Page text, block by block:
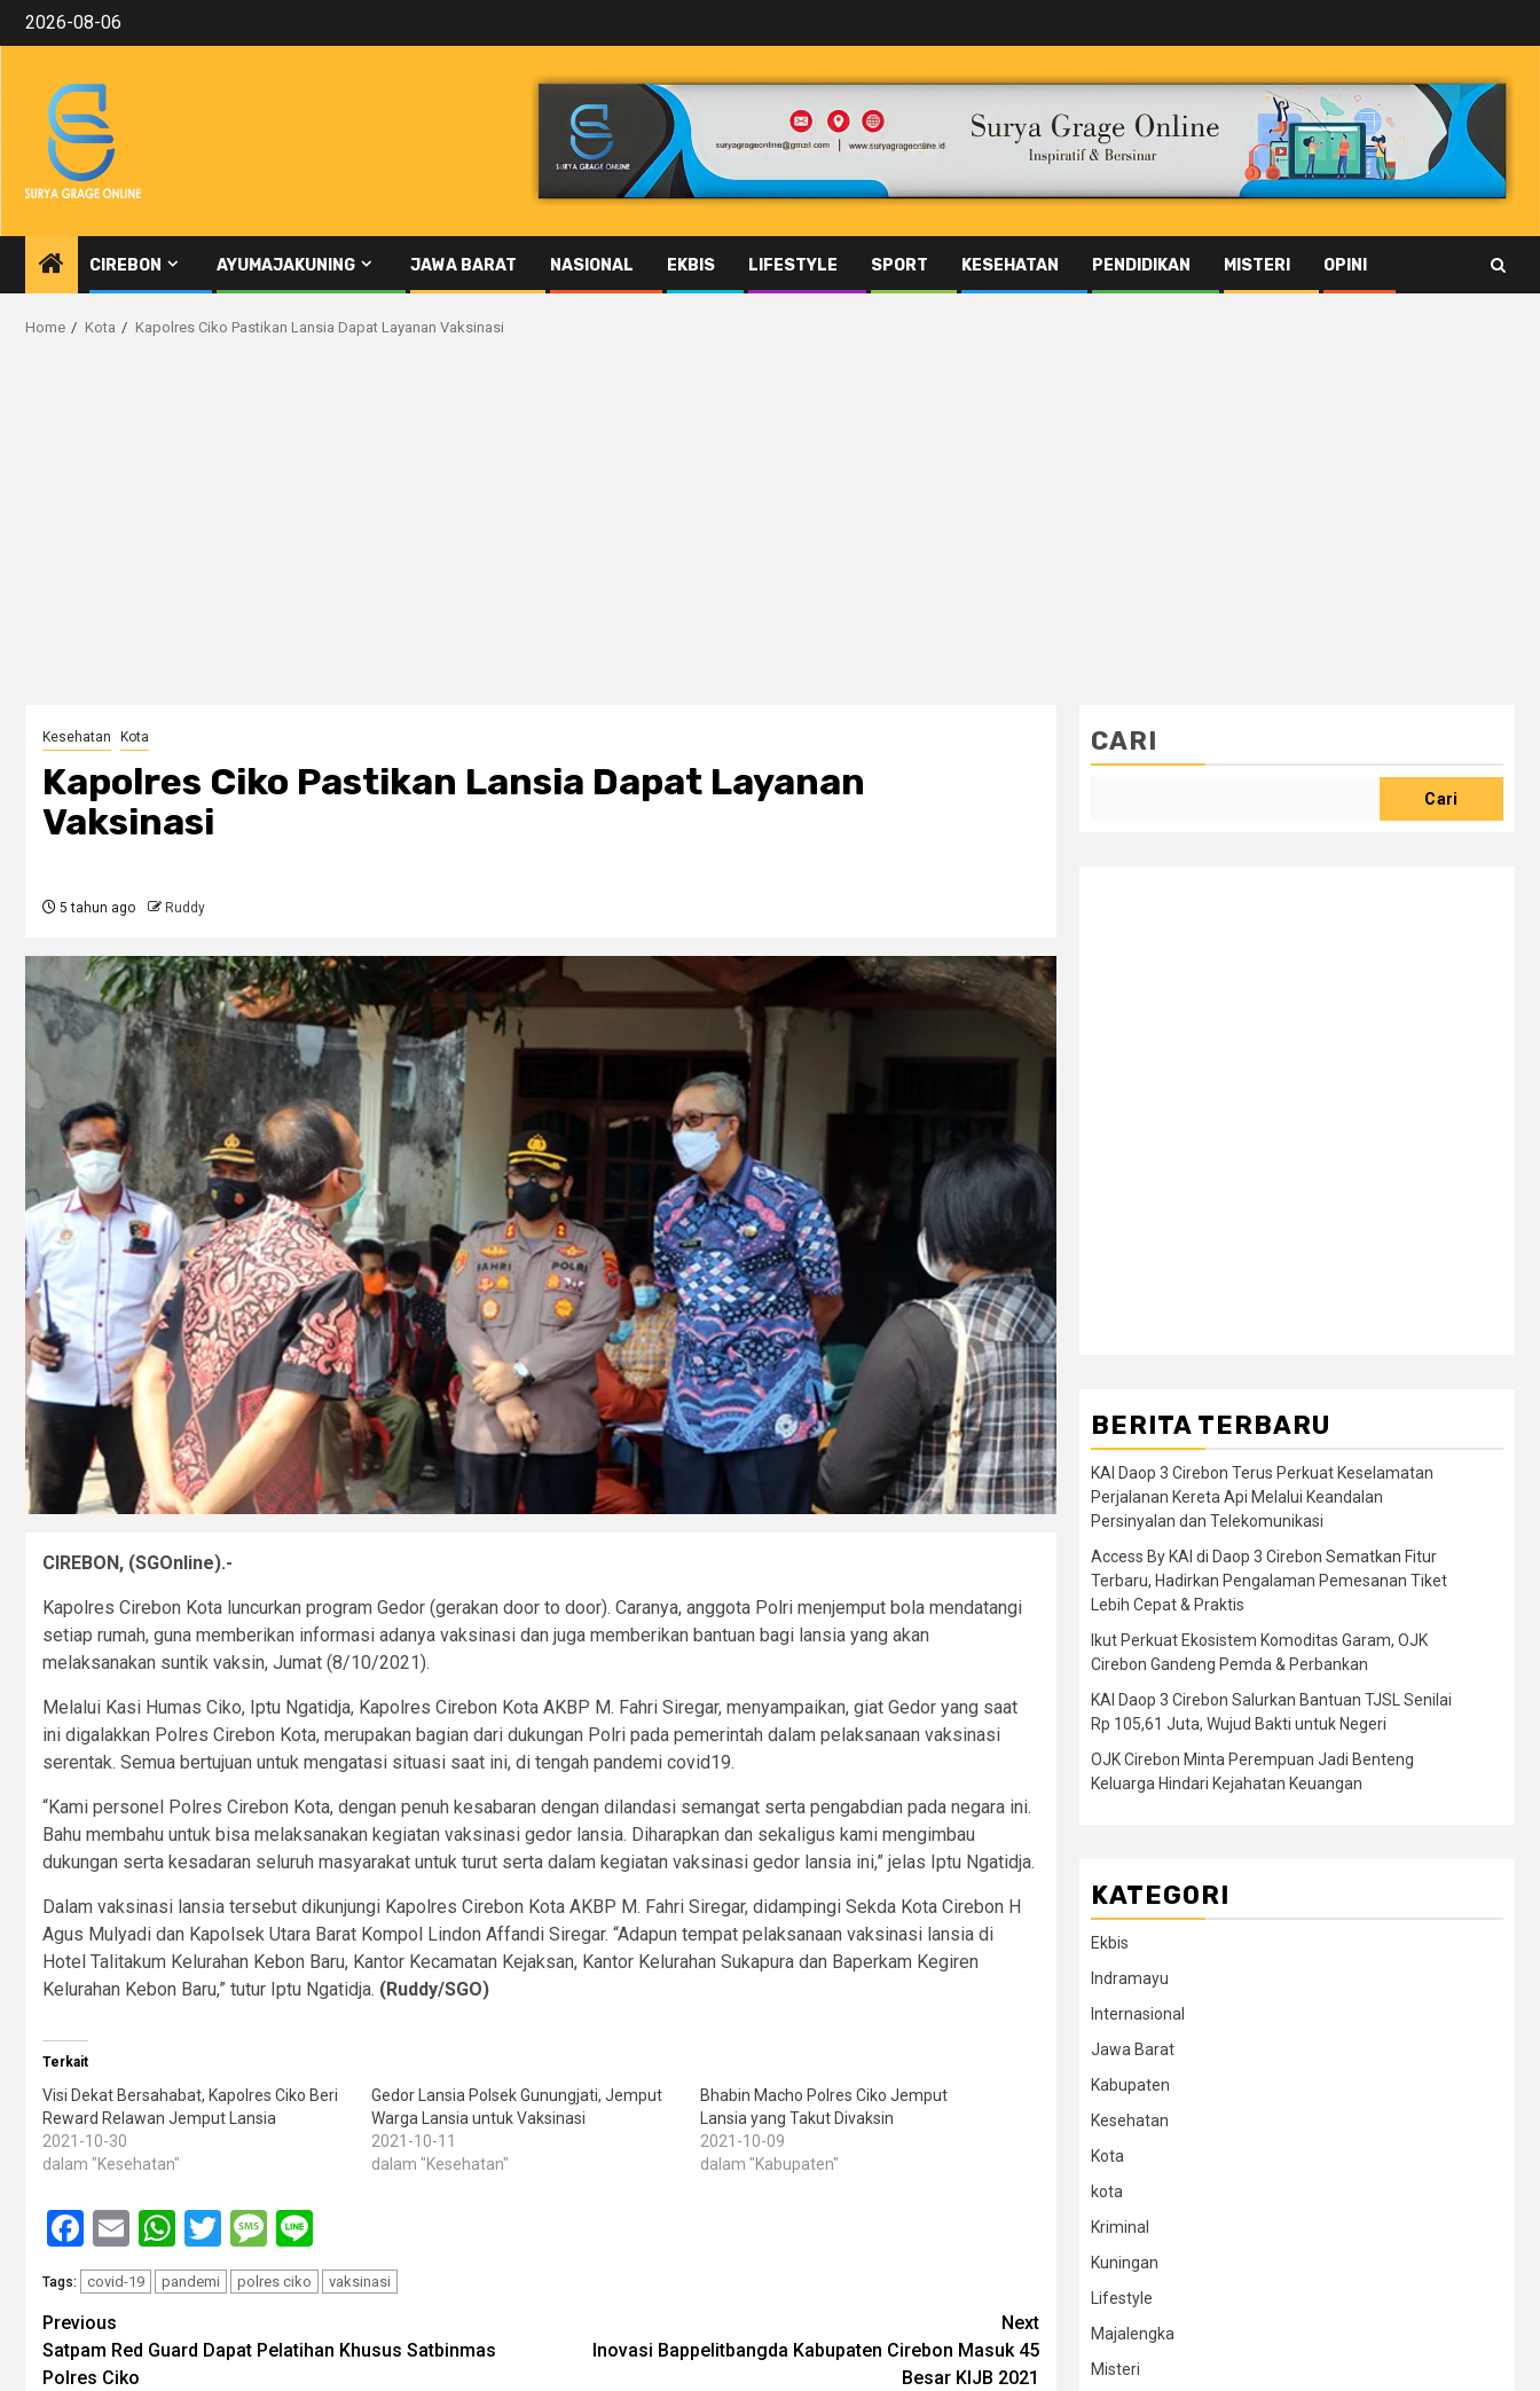
Skip2026-08-06
CIREBON AYUMAJAKUNING JAWA BARAT NASIONAL EKBIS LIFESTYLE SPORT KESEHATAN PENDIDIKAN MISTERI OPINI
Home Kota Kapolres Ciko Pastikan Lansia Dapat Layanan Vaksinasi
Kesehatan Kota
Kapolres Ciko Pastikan Lansia Dapat Layanan
Vaksinasi
5 tahun ago Ruddy
CIREBON, (SGOnline).-
Kapolres Cirebon Kota luncurkan program Gedor (gerakan door to door). Caranya, anggota Polri menjemput bola mendatangi
setiap rumah, guna memberikan informasi adanya vaksinasi dan juga memberikan bantuan bagi lansia yang akan
melaksanakan suntik vaksin, Jumat (8/10/2021).
Melalui Kasi Humas Ciko, Iptu Ngatidja, Kapolres Cirebon Kota AKBP M. Fahri Siregar, menyampaikan, giat Gedor yang saat
ini digalakkan Polres Cirebon Kota, merupakan bagian dari dukungan Polri pada pemerintah dalam pelaksanaan vaksinasi
serentak. Semua bertujuan untuk mengatasi situasi saat ini, di tengah pandemi covid19.
“Kami personel Polres Cirebon Kota, dengan penuh kesabaran dengan dilandasi semangat serta pengabdian pada negara ini.
Bahu membahu untuk bisa melaksanakan kegiatan vaksinasi gedor lansia. Diharapkan dan sekaligus kami mengimbau
dukungan serta kesadaran seluruh masyarakat untuk turut serta dalam kegiatan vaksinasi gedor lansia ini,” jelas Iptu Ngatidja.
Dalam vaksinasi lansia tersebut dikunjungi Kapolres Cirebon Kota AKBP M. Fahri Siregar, didampingi Sekda Kota Cirebon H
Agus Mulyadi dan Kapolsek Utara Barat Kompol Lindon Affandi Siregar. “Adapun tempat pelaksanaan vaksinasi lansia di
Hotel Talitakum Kelurahan Kebon Baru, Kantor Kecamatan Kejaksan, Kantor Kelurahan Sukapura dan Baperkam Kegiren
Kelurahan Kebon Baru,” tutur Iptu Ngatidja. (Ruddy/SGO)
Terkait
Visi Dekat Bersahabat, Kapolres Ciko Beri
Reward Relawan Jemput Lansia
2021-10-30
dalam "Kesehatan"
Gedor Lansia Polsek Gunungjati, Jemput
Warga Lansia untuk Vaksinasi
2021-10-11
dalam "Kesehatan"
Bhabin Macho Polres Ciko Jemput
Lansia yang Takut Divaksin
2021-10-09
dalam "Kabupaten"
Facebook
EmailWhatsApp
TwitterMessage
Tags: covid-19 pandemi polres ciko vaksinasi
Post
navigation
Previous
Satpam Red Guard Dapat Pelatihan Khusus Satbinmas
Polres Ciko
Next
Inovasi Bappelitbangda Kabupaten Cirebon Masuk 45
Besar KIJB 2021
CARI
Cari
BERITA TERBARU
KAI Daop 3 Cirebon Terus Perkuat Keselamatan
Perjalanan Kereta Api Melalui Keandalan
Persinyalan dan Telekomunikasi
Access By KAI di Daop 3 Cirebon Sematkan Fitur
Terbaru, Hadirkan Pengalaman Pemesanan Tiket
Lebih Cepat & Praktis
Ikut Perkuat Ekosistem Komoditas Garam, OJK
Cirebon Gandeng Pemda & Perbankan
KAI Daop 3 Cirebon Salurkan Bantuan TJSL Senilai
Rp 105,61 Juta, Wujud Bakti untuk Negeri
OJK Cirebon Minta Perempuan Jadi Benteng
Keluarga Hindari Kejahatan Keuangan
KATEGORI
Ekbis
Indramayu
Internasional
Jawa Barat
Kabupaten
Kesehatan
Kota
kota
Kriminal
Kuningan
Lifestyle
Majalengka
Misteri